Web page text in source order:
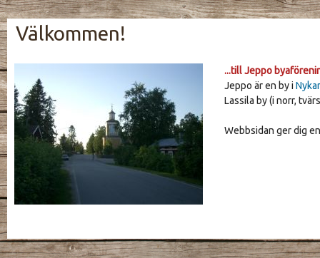
Välkommen!
JEPPO_KYRKA_1862_264X198.JPG
...till Jeppo
Jeppo är en by i
Lassila by (i norr,
Webbsidan ger dig